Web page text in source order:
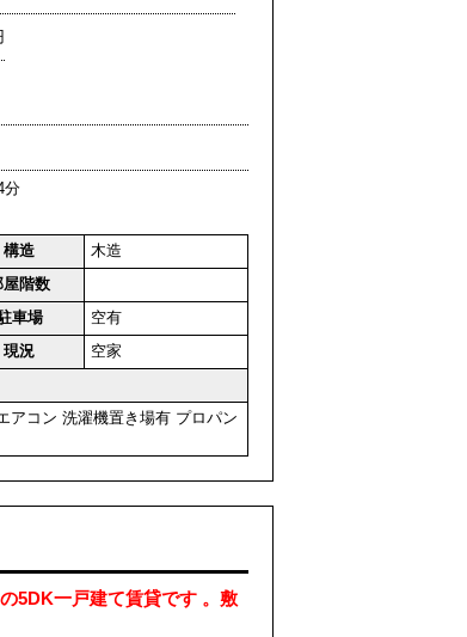
分
構造
木造
屋階数
車場
空有
現況
空家
アコン 洗濯機置き場有 プロパン
5DK一戸建て賃貸です 。敷